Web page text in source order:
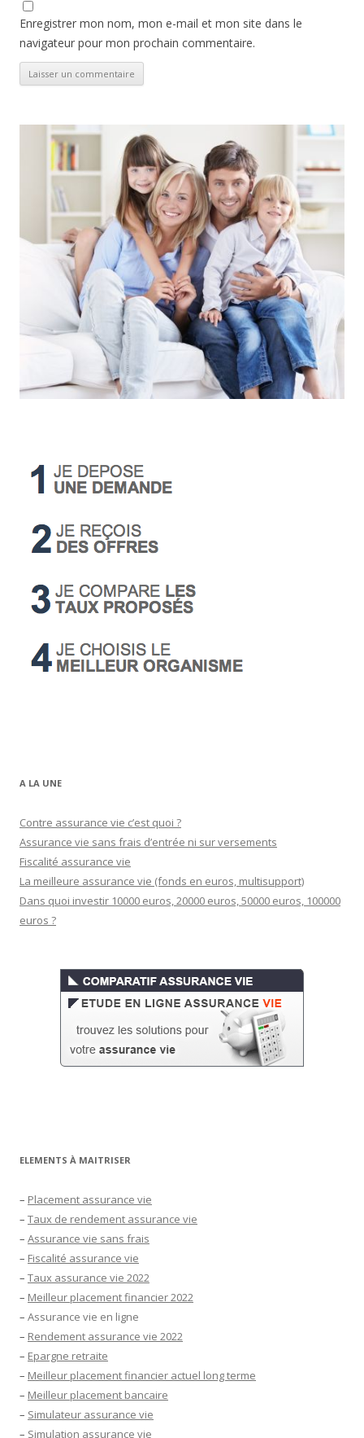
Enregistrer mon nom, mon e-mail et mon site dans le
navigateur pour mon prochain commentaire.
A LA UNE
Contre assurance vie c’est quoi ?
Assurance vie sans frais d’entrée ni sur versements
Fiscalité assurance vie
La meilleure assurance vie (fonds en euros, multisupport)
Dans quoi investir 10000 euros, 20000 euros, 50000 euros, 100000
euros ?
ELEMENTS À MAITRISER
– Placement assurance vie
– Taux de rendement assurance vie
– Assurance vie sans frais
– Fiscalité assurance vie
– Taux assurance vie 2022
– Meilleur placement financier 2022
– Assurance vie en ligne
– Rendement assurance vie 2022
– Epargne retraite
– Meilleur placement financier actuel long terme
– Meilleur placement bancaire
– Simulateur assurance vie
– Simulation assurance vie